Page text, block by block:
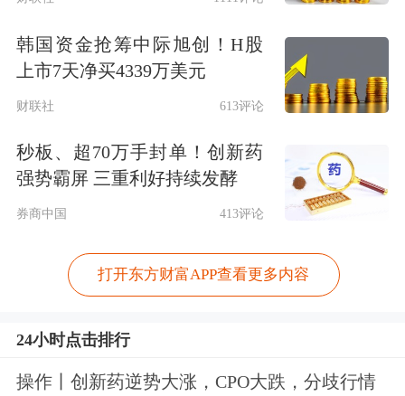
韩国资金抢筹中际旭创！H股
上市7天净买4339万美元
财联社 613评论
秒板、超70万手封单！创新药
强势霸屏 三重利好持续发酵
券商中国 413评论
打开东方财富APP查看更多内容
24小时点击排行
操作丨创新药逆势大涨，CPO大跌，分歧行情